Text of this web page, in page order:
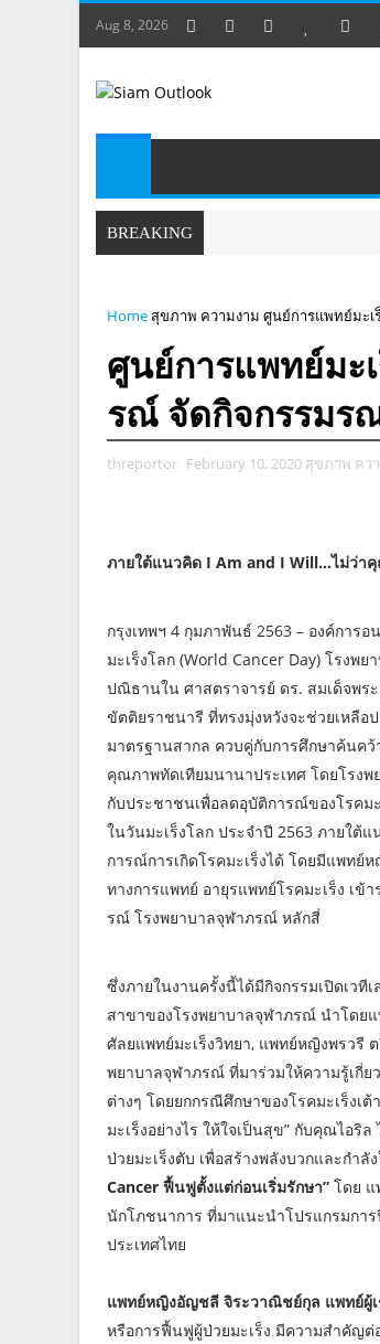
Aug 8, 2026
BREAKING
Homeสุขภาพ ความงาม ศูนย์การแพทย์มะเ
ศูนย์การแพทย์มะ
รณ์ จัดกิจกรรมรณ
threportor February 10, 2020 สุขภาพ คว
ภายใต้แนวคิด I Am and I Will...ไม่ว่า
กรุงเทพฯ 4 กุมภาพันธ์ 2563 – องค์กา
มะเร็งโลก (World Cancer Day) โรงพ
ปณิธานใน ศาสตราจารย์ ดร. สมเด็จพร
ขัตติยราชนารี ที่ทรงมุ่งหวังจะช่วยเหลือ
มาตรฐานสากล ควบคู่กับการศึกษาค้นคว้
คุณภาพทัดเทียมนานาประเทศ โดยโรง
กับประชาชนเพื่อลดอุบัติการณ์ของโรคม
ในวันมะเร็งโลก ประจำปี 2563 ภายใ
การณ์การเกิดโรคมะเร็งได้ โดยมีแพทย์
ทางการแพทย์ อายุรแพทย์โรคมะเร็ง เข้
รณ์ โรงพยาบาลจุฬาภรณ์ หลักสี่
ซึ่งภายในงานครั้งนี้ได้มีกิจกรรมเปิดเวที
สาขาของโรงพยาบาลจุฬาภรณ์ นำโดย
ศัลยแพทย์มะเร็งวิทยา, แพทย์หญิงพรวรี
พยาบาลจุฬาภรณ์ ที่มาร่วมให้ความรู้เกี่ย
ต่างๆ โดยยกกรณีศึกษาของโรคมะเร็งเ
มะเร็งอย่างไร ให้ใจเป็นสุข” กับคุณไอ
ป่วยมะเร็งตับ เพื่อสร้างพลังบวกและกำ
Cancer ฟื้นฟูตั้งแต่ก่อนเริ่มรักษา” โดย
นักโภชนาการ ที่มาแนะนำโปรแกรมการ
ประเทศไทย
แพทย์หญิงอัญชลี จิระวาณิชย์กุล แพทย์ผู้
หรือการฟื้นฟูผู้ป่วยมะเร็ง มีความสำคัญต่